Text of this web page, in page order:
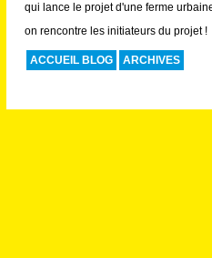
qui lance le projet d'une ferme
on rencontre les initiateurs du projet !
ACCUEIL BLOG ARCHIVES